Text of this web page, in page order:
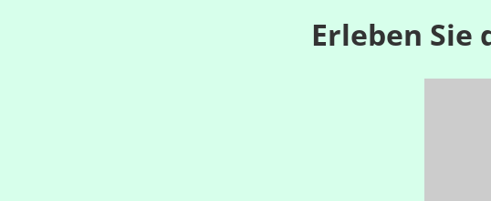
Erleben Sie